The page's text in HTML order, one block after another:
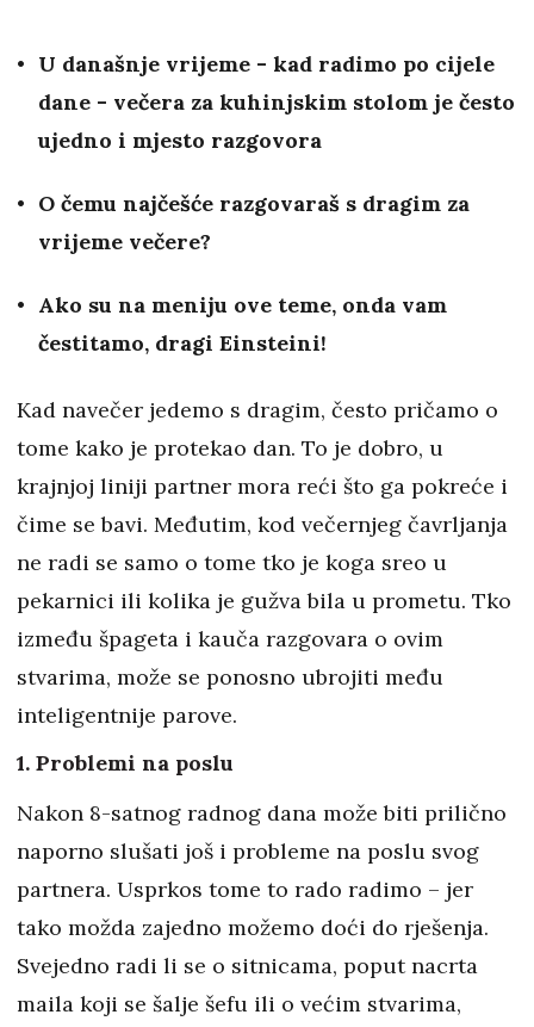
U današnje vrijeme - kad radimo po cijele
dane - večera za kuhinjskim stolom je često
ujedno i mjesto razgovora
O čemu najčešće razgovaraš s dragim za
vrijeme večere?
Ako su na meniju ove teme, onda vam
čestitamo, dragi Einsteini!
Kad navečer jedemo s dragim, često pričamo o
tome kako je protekao dan. To je dobro, u
krajnjoj liniji partner mora reći što ga pokreće i
čime se bavi. Međutim, kod večernjeg čavrljanja
ne radi se samo o tome tko je koga sreo u
pekarnici ili kolika je gužva bila u prometu. Tko
između špageta i kauča razgovara o ovim
stvarima, može se ponosno ubrojiti među
inteligentnije parove.
1. Problemi na poslu
Nakon 8-satnog radnog dana može biti prilično
naporno slušati još i probleme na poslu svog
partnera. Usprkos tome to rado radimo – jer
tako možda zajedno možemo doći do rješenja.
Svejedno radi li se o sitnicama, poput nacrta
maila koji se šalje šefu ili o većim stvarima,